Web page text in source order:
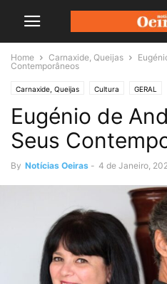
Home Carnaxide, Queijas
Contemporâneos
Carnaxide, Queijas Cultura GERAL
Eugénio de
Seus
By Notícias Oeiras - 4 de Janeiro,